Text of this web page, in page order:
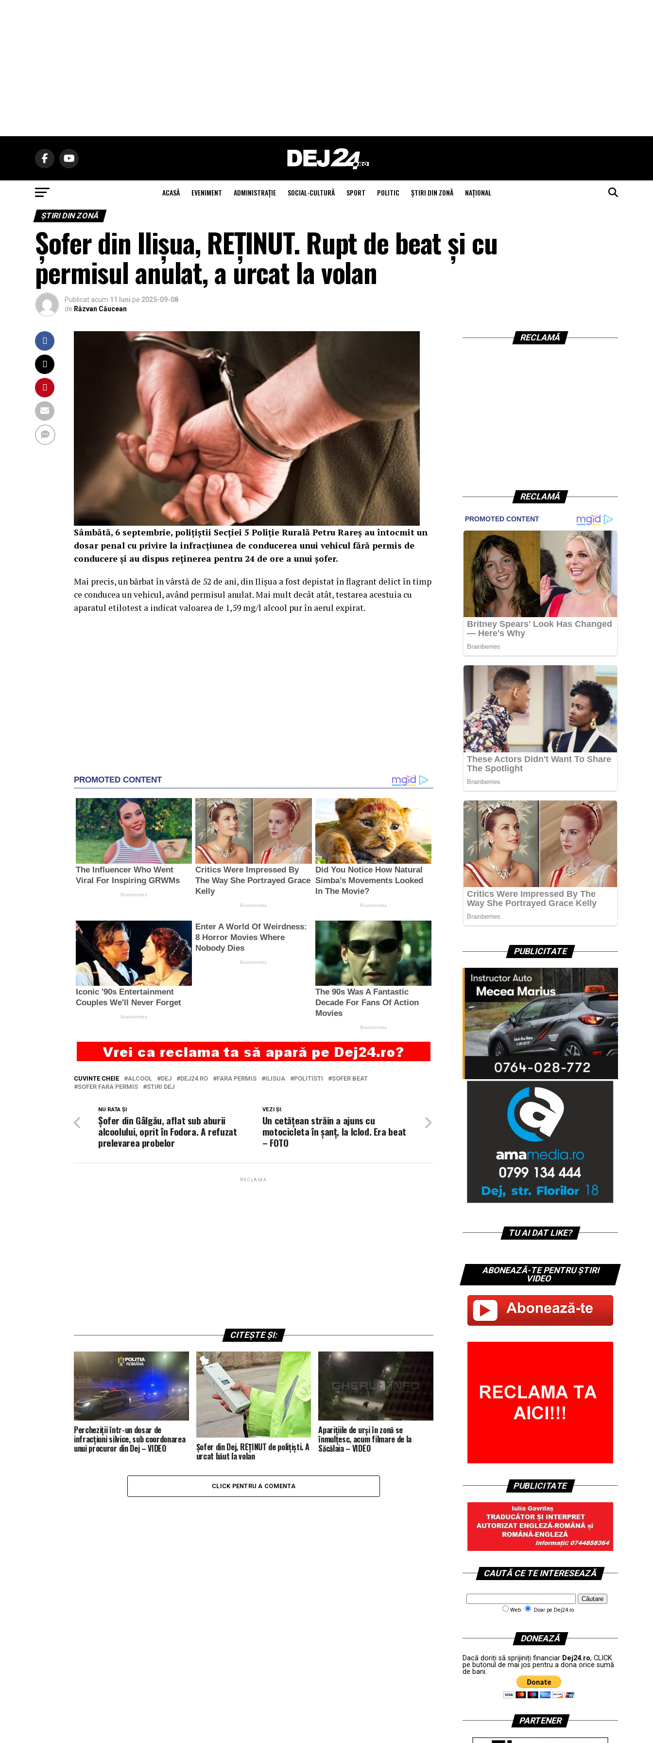
ACASĂ EVENIMENT ADMINISTRAŢIE SOCIAL-CULTURĂ SPORT POLITIC ŞTIRI DIN ZONĂ NAŢIONAL
ŞTIRI DIN ZONĂ
Șofer din Ilișua, REȚINUT. Rupt de beat și cu
permisul anulat, a urcat la volan
Publicat acum 11 luni pe 2025-09-08
de Răzvan Căucean
Sâmbătă, 6 septembrie, polițiștii Secției 5 Poliție Rurală Petru Rareș au întocmit un
dosar penal cu privire la infracțiunea de conducerea unui vehicul fără permis de
conducere și au dispus reținerea pentru 24 de ore a unui șofer.
Mai precis, un bărbat în vârstă de 52 de ani, din Ilișua a fost depistat în flagrant delict în timp
ce conducea un vehicul, având permisul anulat. Mai mult decât atât, testarea acestuia cu
aparatul etilotest a indicat valoarea de 1,59 mg/l alcool pur în aerul expirat.
CUVINTE CHEIE ALCOOL DEJ DEJ24.RO FARA PERMIS ILISUA POLITISTI
SOFER BEAT
SOFER FARA PERMIS
STIRI DEJ
VEZI ȘI:
Un cetățean străin a ajuns cu
motocicleta în șanț, la Iclod. Era beat
– FOTO
NU RATA ȘI
Șofer din Gâlgău, aflat sub aburii
alcoolului, oprit în Fodora. A refuzat
prelevarea probelor
RECLAMĂ
CITEȘTE ȘI:
Percheziții într-un dosar de
infracțiuni silvice, sub coordonarea
unui procuror din Dej – VIDEO Șofer din Dej, REȚINUT de polițiști. A
urcat băut la volan
Aparițiile de urși în zonă se
înmulțesc, acum filmare de la
Săcălaia – VIDEO
CLICK PENTRU A COMENTA
RECLAMĂ
RECLAMĂ
PUBLICITATE
TU AI DAT LIKE?
ABONEAZĂ-TE PENTRU ȘTIRI
VIDEO
PUBLICITATE
CAUTĂ CE TE INTERESEAZĂ
Web Doar pe Dej24.ro
DONEAZĂ
Dacă doriți să sprijiniți financiar Dej24.ro, CLICK
pe butonul de mai jos pentru a dona orice sumă
de bani.
PARTENER